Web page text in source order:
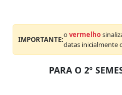
IMPORTANTE:
overmelho
datas inicialmente
PARA O 2º